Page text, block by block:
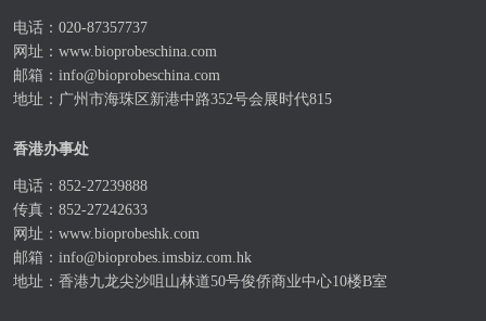
电话：020-87357737
网址： www.bioprobeschina.com
邮箱： info@bioprobeschina.com
地址：广州市海珠区新港中路352号会展时代815
香港办事处
电话：852-27239888
传真：852-27242633
网址： www.bioprobeshk.com
邮箱： info@bioprobes.imsbiz.com.hk
地址：香港九龙尖沙咀山林道50号俊侨商业中心10楼B室